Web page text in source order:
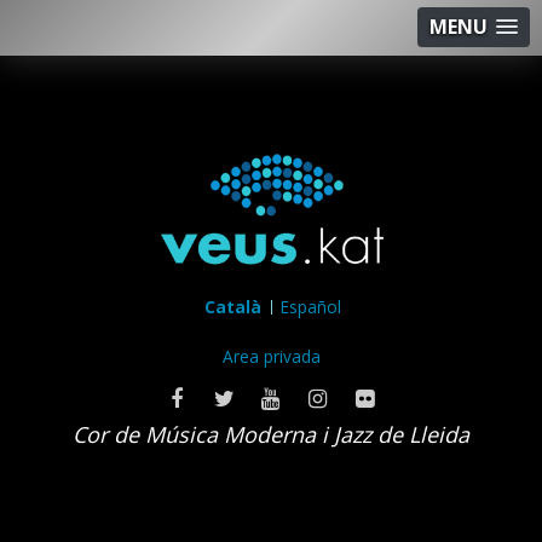
MENU
Català Español
Area privada
Cor de Música Moderna i Jazz de Lleida